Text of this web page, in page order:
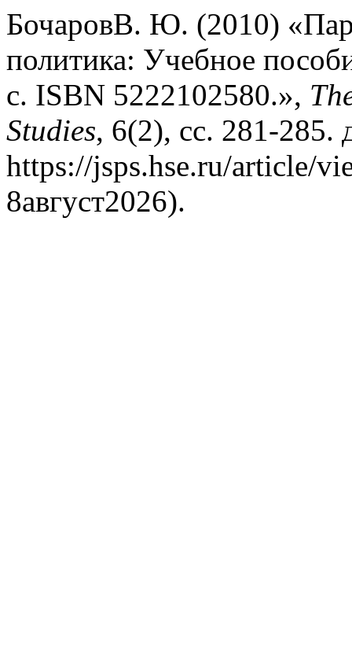
БочаровВ. Ю. (2010)
политика: Учебное
с. ISBN 5222102580.»,
Studies, 6(2), сс. 281-285.
https://jsps.hse.ru/article/
8август2026).